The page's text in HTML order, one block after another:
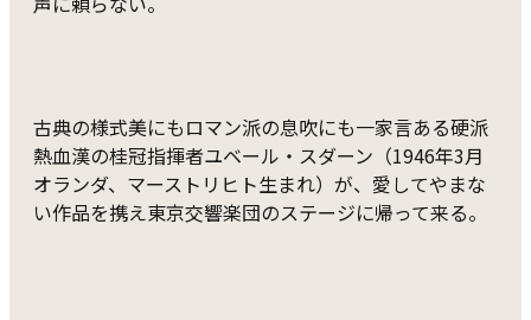
古典の様式美にもロマン派の息吹にも一家言ある硬派
熱血漢の桂冠指揮者ユベール・スダーン（1946年3月
オランダ、マーストリヒト生まれ）が、愛してやまな
い作品を携え東京交響楽団のステージに帰って来る。